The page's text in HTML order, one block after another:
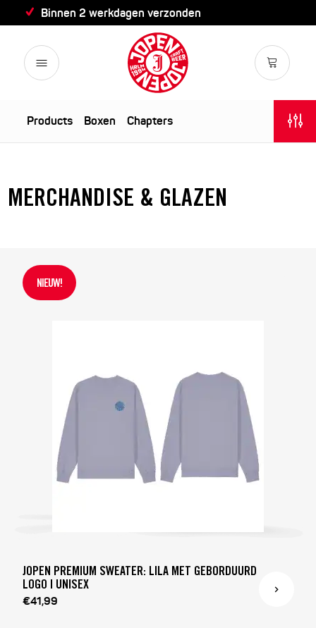
Binnen 2 werkdagen verzonden
Products Boxen Chapters
MERCHANDISE & GLAZEN
NIEUW!
JOPEN PREMIUM SWEATER: LILA MET GEBORDUURD
LOGO | UNISEX
€41,99